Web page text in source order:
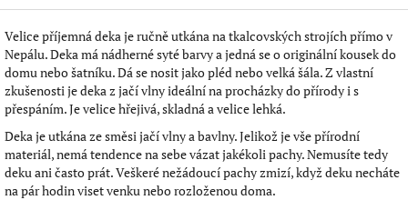
Velice příjemná deka je ručně utkána na tkalcovských strojích přímo v
Nepálu. Deka má nádherné syté barvy a jedná se o originální kousek do
domu nebo šatníku. Dá se nosit jako pléd nebo velká šála. Z vlastní
zkušenosti je deka z jačí vlny ideální na procházky do přírody i s
přespáním. Je velice hřejivá, skladná a velice lehká.
Deka je utkána ze směsi jačí vlny a bavlny. Jelikož je vše přírodní
materiál, nemá tendence na sebe vázat jakékoli pachy. Nemusíte tedy
deku ani často prát. Veškeré nežádoucí pachy zmizí, když deku necháte
na pár hodin viset venku nebo rozloženou doma.